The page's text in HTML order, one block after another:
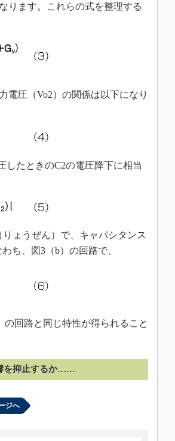
ります。これらの式を整理する
電圧（Vo2）の関係は以下になり
したときのC2の電圧降下に相当
ょうぜん）で、キャパシタンス
ち、図3（b）の回路で、
回路と同じ特性が得られること
を抑止するか……
ジへ